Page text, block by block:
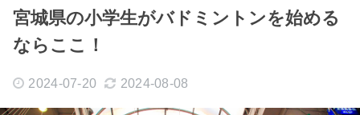
宮城県の小学生がバドミントンを始める
ならここ！
2024-07-20 2024-08-08